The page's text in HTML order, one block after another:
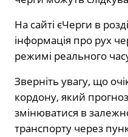
На сайті єЧерги в
інформація про рух
режимі реального
Зверніть увагу, що
кордону, який
змінюватися в
транспорту через